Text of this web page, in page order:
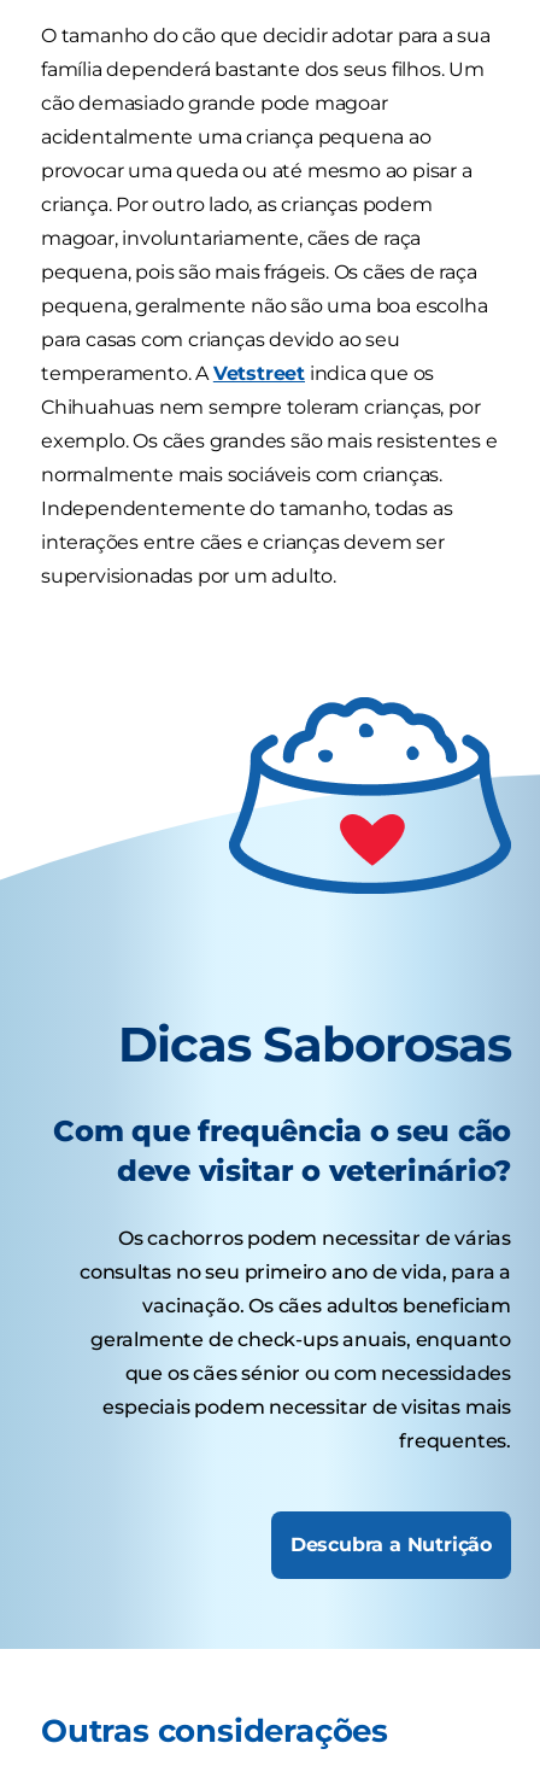
O tamanho do cão que decidir adotar para a sua
família dependerá bastante dos seus filhos. Um
cão demasiado grande pode magoar
acidentalmente uma criança pequena ao
provocar uma queda ou até mesmo ao pisar a
criança. Por outro lado, as crianças podem
magoar, involuntariamente, cães de raça
pequena, pois são mais frágeis. Os cães de raça
pequena, geralmente não são uma boa escolha
para casas com crianças devido ao seu
temperamento. A Vetstreet indica que os
Chihuahuas nem sempre toleram crianças, por
exemplo. Os cães grandes são mais resistentes e
normalmente mais sociáveis com crianças.
Independentemente do tamanho, todas as
interações entre cães e crianças devem ser
supervisionadas por um adulto.
Dicas Saborosas
Com que frequência o seu cão
deve visitar o veterinário?
Os cachorros podem necessitar de várias
consultas no seu primeiro ano de vida, para a
vacinação. Os cães adultos beneficiam
geralmente de check-ups anuais, enquanto
que os cães sénior ou com necessidades
especiais podem necessitar de visitas mais
frequentes.
Descubra a Nutrição
Outras considerações